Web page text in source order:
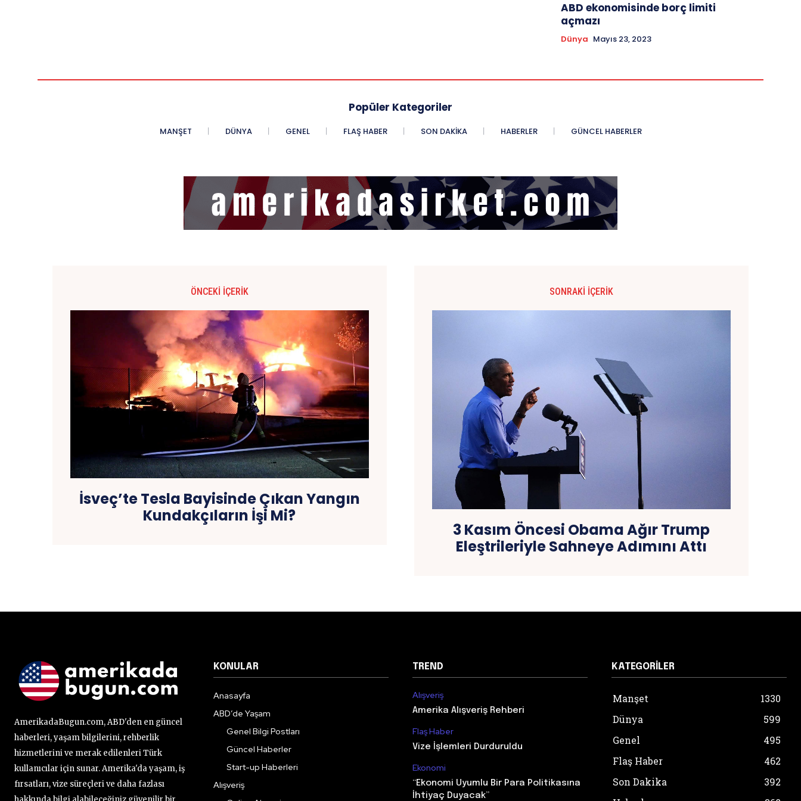
ABD ekonomisinde borç limiti
açmazı
Dünya Mayıs 23, 2023
Popüler Kategoriler
MANŞET DÜNYA GENEL FLAŞ HABER SON DAKIKA HABERLER GÜNCEL HABERLER
ÖNCEKI İÇERIK
İsveç’te Tesla Bayisinde Çıkan Yangın
Kundakçıların İşi Mi?
SONRAKI İÇERIK
3 Kasım Öncesi Obama Ağır Trump
Eleştrileriyle Sahneye Adımını Attı
AmerikadaBugun.com, ABD'den en güncel
haberleri, yaşam bilgilerini, rehberlik
hizmetlerini ve merak edilenleri Türk
kullanıcılar için sunar. Amerika'da yaşam, iş
fırsatları, vize süreçleri ve daha fazlası
KONULAR
Anasayfa
ABD’de Yaşam
Genel Bilgi Postları
Güncel Haberler
Start-up Haberleri
Alışveriş
TREND
Alışveriş
Amerika Alışveriş Rehberi
Flaş Haber
Vize İşlemleri Durduruldu
Ekonomi
“Ekonomi Uyumlu Bir Para Politikasına
İhtiyaç Duyacak”
KATEGORILER
Manşet
1330
Dünya
599
Genel
495
Flaş Haber
462
Son Dakika
392